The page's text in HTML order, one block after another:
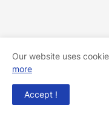
Our website uses
more
Accept !